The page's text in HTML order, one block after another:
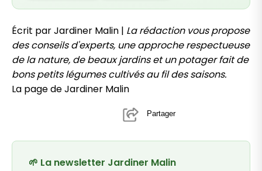
Écrit par Jardiner Malin | La rédaction vous propose
des conseils d'experts, une approche respectueuse
de la nature, de beaux jardins et un potager fait de
bons petits légumes cultivés au fil des saisons.
La page de Jardiner Malin
Partager
🌱 La newsletter Jardiner Malin